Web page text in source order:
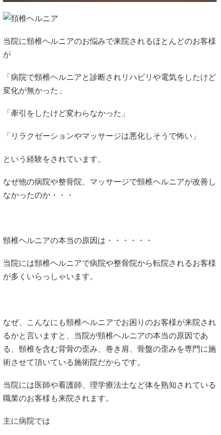
当院に頸椎ヘルニアのお悩みで来院されるほとんどのお客様
が
「病院で頸椎ヘルニアと診断されリハビリや電気をしたけど
変化が無かった」
「牽引をしたけど変わらなかった」
「リラクゼーションやマッサージは悪化しそうで怖い」
という経験をされています。
なぜ他の病院や整骨院、マッサージで頸椎ヘルニアが改善し
なかったのか・・・
頸椎ヘルニアの本当の原因は・・・・・・
当院には頸椎ヘルニアで病院や整骨院から転院されるお客様
が多くいらっしゃいます。
なぜ、こんなにも頸椎ヘルニアでお困りのお客様が来院され
るかと言いますと、当院が頸椎ヘルニアの本当の原因であ
る、 頸椎を含む背骨の歪み、巻き肩、骨盤の歪みを専門に施
術させて頂いている施術院だからです。
当院には医師や看護師、理学療法士など体を熟知されている
職業のお客様も来院されます。
主に病院では